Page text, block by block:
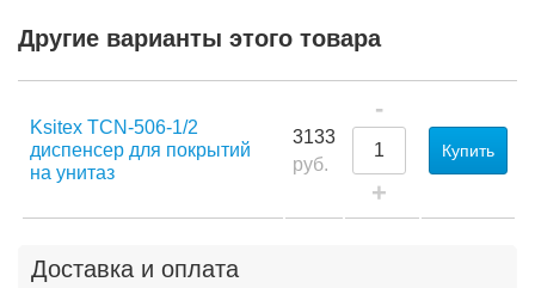
Другие варианты этого товара
Ksitex TCN-506-1/2
диспенсер для покрытий
на унитаз
3133
руб.
-
+
Купить
Доставка и оплата